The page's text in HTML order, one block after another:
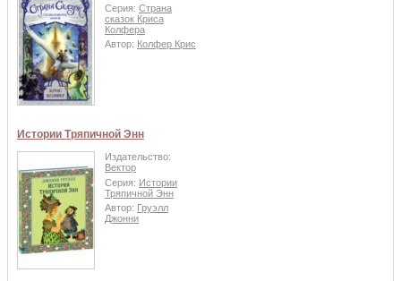
Серия: Страна
сказок Криса
Колфера
Автор: Колфер Крис
Истории Тряпичной Энн
Издательство:
Вектор
Серия: Истории
Тряпичной Энн
Автор: Груэлл
Джонни